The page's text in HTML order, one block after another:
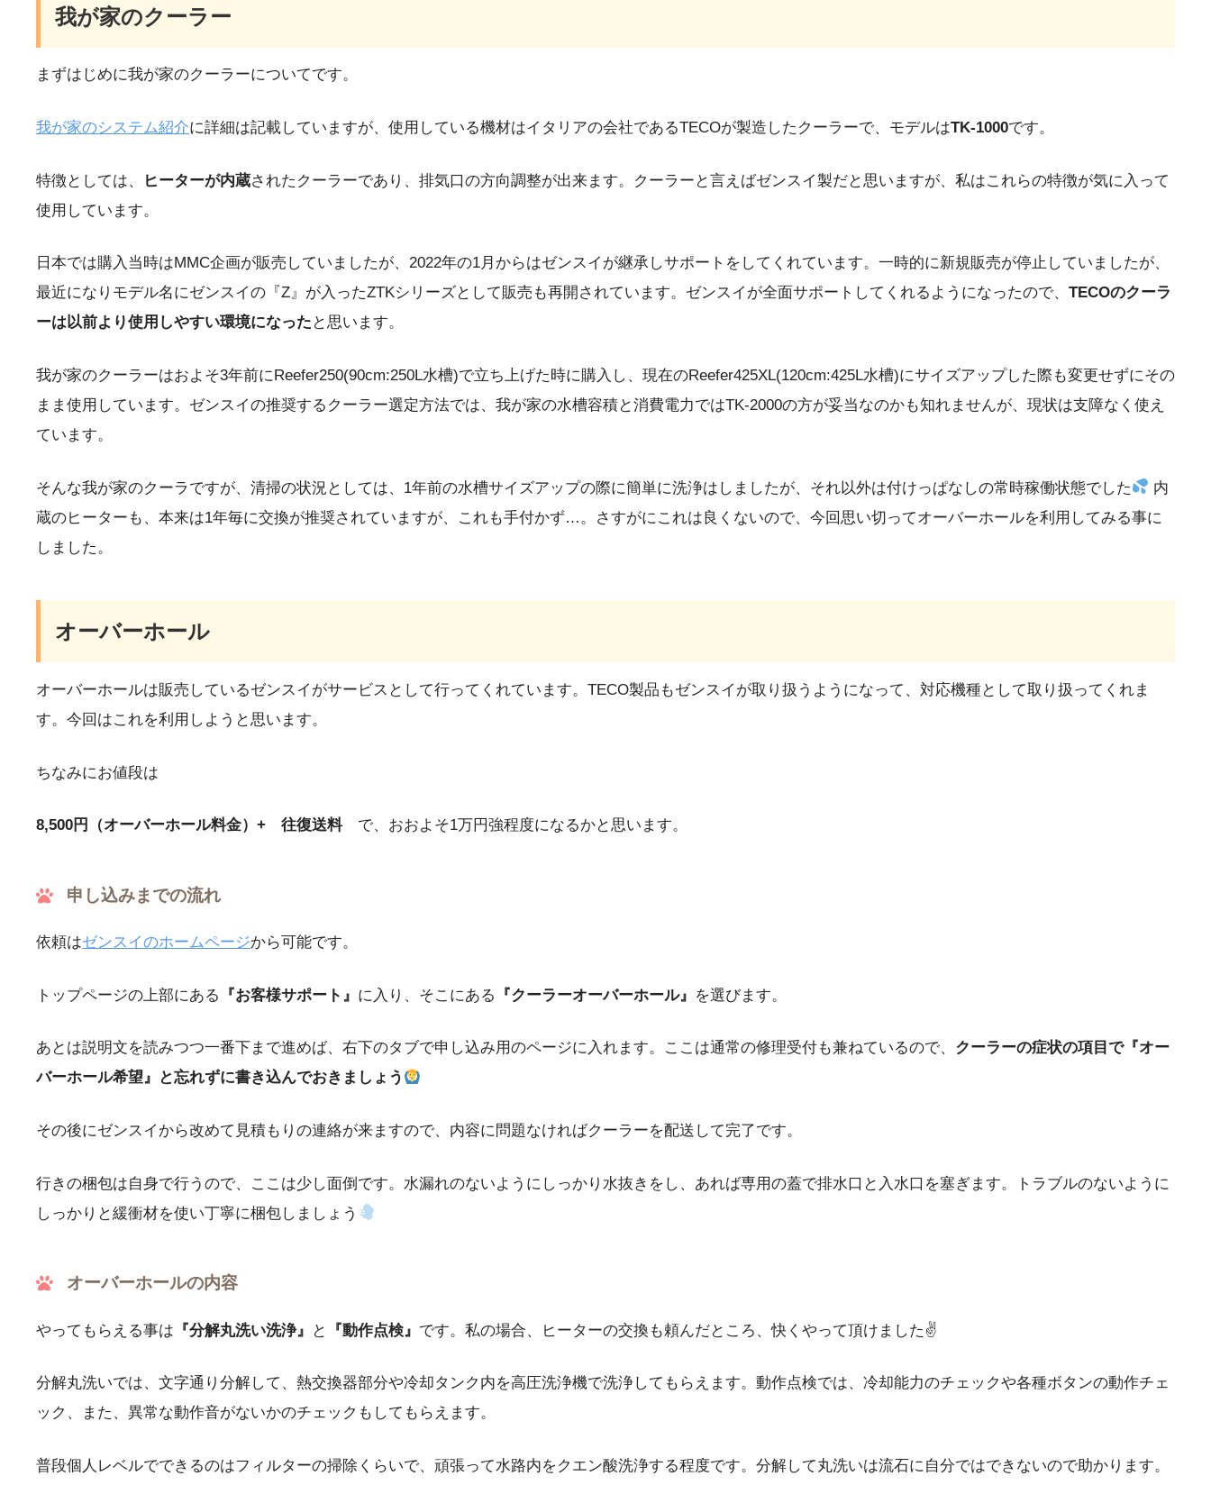
我が家のクーラー
まずはじめに我が家のクーラーについてです。
我が家のシステム紹介に詳細は記載していますが、使用している機材はイタリアの会社であるTECOが製造したクーラーで、モデルはTK-1000です。
特徴としては、 ヒーターが内蔵されたクーラーであり、排気口の方向調整が出来ます。クーラーと言えばゼンスイ製だと思いますが、私はこれらの特徴が気に入って
使用しています。
日本では購入当時はMMC企画が販売していましたが、2022年の1月からはゼンスイが継承しサポートをしてくれています。一時的に新規販売が停止していましたが、
最近になりモデル名にゼンスイの『Z』が入ったZTKシリーズとして販売も再開されています。ゼンスイが全面サポートしてくれるようになったので、 TECOのクーラ
ーは以前より使用しやすい環境になった と思います。
我が家のクーラーはおよそ3年前にReefer250(90cm:250L水槽)で立ち上げた時に購入し、現在のReefer425XL(120cm:425L水槽)にサイズアップした際も変更せずにその
まま使用しています。ゼンスイの推奨するクーラー選定方法では、我が家の水槽容積と消費電力ではTK-2000の方が妥当なのかも知れませんが、現状は支障なく使え
ています。
そんな我が家のクーラですが、清掃の状況としては、1年前の水槽サイズアップの際に簡単に洗浄はしましたが、それ以外は付けっぱなしの常時稼働状態でした
内
蔵のヒーターも、本来は1年毎に交換が推奨されていますが、これも手付かず…。さすがにこれは良くないので、今回思い切ってオーバーホールを利用してみる事に
しました。
オーバーホール
オーバーホールは販売しているゼンスイがサービスとして行ってくれています。TECO製品もゼンスイが取り扱うようになって、対応機種として取り扱ってくれま
す。今回はこれを利用しようと思います。
ちなみにお値段は
8,500円（オーバーホール料金）+ 往復送料で、おおよそ1万円強程度になるかと思います。
申し込みまでの流れ
依頼はゼンスイのホームページから可能です。
トップページの上部にある 『お客様サポート』 に入り、そこにある 『クーラーオーバーホール』 を選びます。
あとは説明文を読みつつ一番下まで進めば、右下のタブで申し込み用のページに入れます。ここは通常の修理受付も兼ねているので、 クーラーの症状の項目で『オー
バーホール希望』と忘れずに書き込んでおきましょう
その後にゼンスイから改めて見積もりの連絡が来ますので、内容に問題なければクーラーを配送して完了です。
行きの梱包は自身で行うので、ここは少し面倒です。水漏れのないようにしっかり水抜きをし、あれば専用の蓋で排水口と入水口を塞ぎます。トラブルのないように
しっかりと緩衝材を使い丁寧に梱包しましょう
オーバーホールの内容
やってもらえる事は 『分解丸洗い洗浄』 と 『動作点検』 です。私の場合、ヒーターの交換も頼んだところ、快くやって頂けました✌️
分解丸洗いでは、文字通り分解して、熱交換器部分や冷却タンク内を高圧洗浄機で洗浄してもらえます。動作点検では、冷却能力のチェックや各種ボタンの動作チェ
ック、また、異常な動作音がないかのチェックもしてもらえます。
普段個人レベルでできるのはフィルターの掃除くらいで、頑張って水路内をクエン酸洗浄する程度です。分解して丸洗いは流石に自分ではできないので助かります。